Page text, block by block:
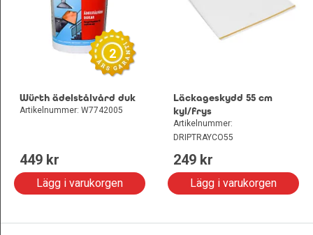
2
Würth ädelstålvård duk
Artikelnummer: W7742005
449 kr
Lägg i varukorgen
Läckageskydd 55 cm
kyl/frys
Artikelnummer:
DRIPTRAYCO55
249 kr
Lägg i varukorgen